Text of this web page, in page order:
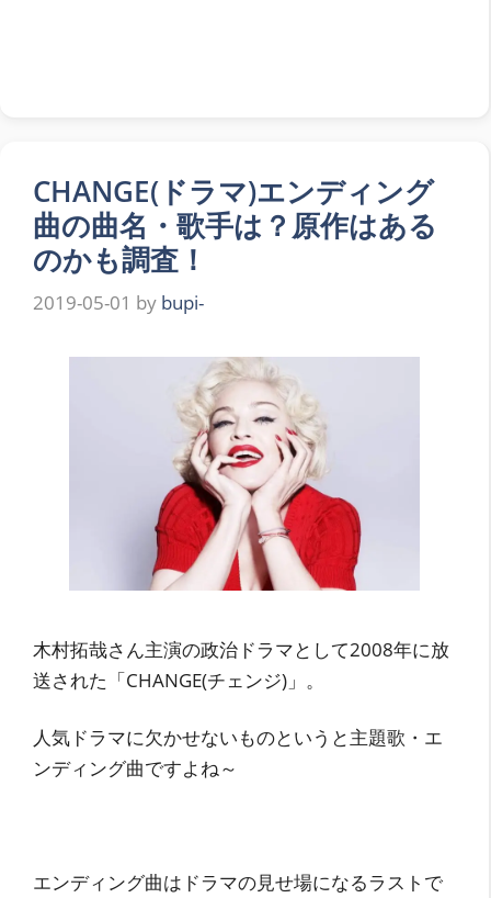
CHANGE(ドラマ)エンディング
曲の曲名・歌手は？原作はある
のかも調査！
2019-05-01 by bupi-
木村拓哉さん主演の政治ドラマとして2008年に放
送された「CHANGE(チェンジ)」。
人気ドラマに欠かせないものというと主題歌・エ
ンディング曲ですよね～
エンディング曲はドラマの見せ場になるラストで